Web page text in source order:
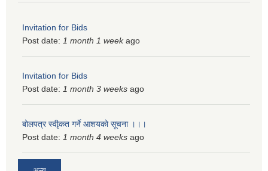
Invitation for Bids
Post date: 1 month 1 weekago
Invitation for Bids
Post date: 1 month 3 weeks ago
बोलपत्र स्वीृकत गर्ने आशयको सूचना ।।।
Post date: 1 month 4 weeks ago